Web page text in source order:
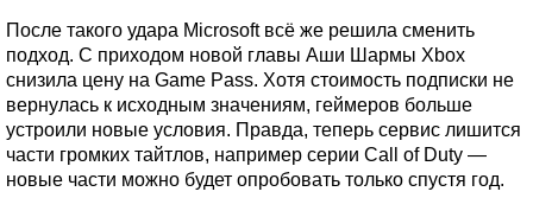
После такого удара Microsoft всё же решила сменить
подход. С приходом новой главы Аши Шармы Xbox
снизила цену на Game Pass. Хотя стоимость подписки не
вернулась к исходным значениям, геймеров больше
устроили новые условия. Правда, теперь сервис лишится
части громких тайтлов, например серии Call of Duty —
новые части можно будет опробовать только спустя год.